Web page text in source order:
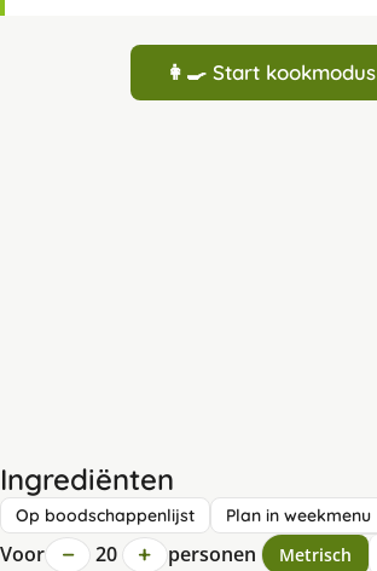
👩‍🍳 Start kookmodus
Ingrediënten
Op boodschappenlijst Plan in weekmenu
Voor − 20 + personen Metrisch